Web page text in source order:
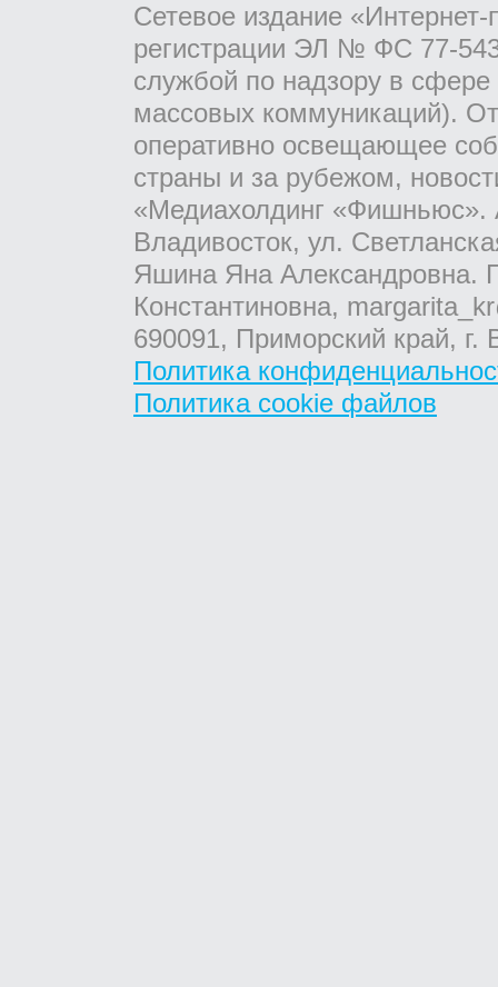
Сетевое издание
регистрации ЭЛ № ФС 77-
службой по надзору в
массовых коммуникаций).
оперативно освещающее
страны и за рубежом,
«Медиахолдинг «Фишньюс».
Владивосток, ул.
Яшина Яна Александровна.
Константиновна,
690091, Приморский край,
Политика
Политика cookie файлов